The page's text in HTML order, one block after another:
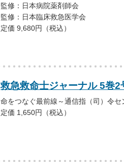
監修：日本病院薬剤師会
監修：日本臨床救急医学会
定価 9,680円（税込）
救急救命士ジャーナル 5巻
命をつなぐ最前線～通信指（司）令
定価 1,650円（税込）